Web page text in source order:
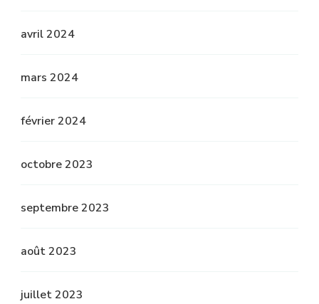
avril 2024
mars 2024
février 2024
octobre 2023
septembre 2023
août 2023
juillet 2023